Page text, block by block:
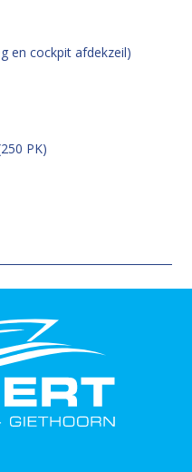
en cockpit afdekzeil)
PK)